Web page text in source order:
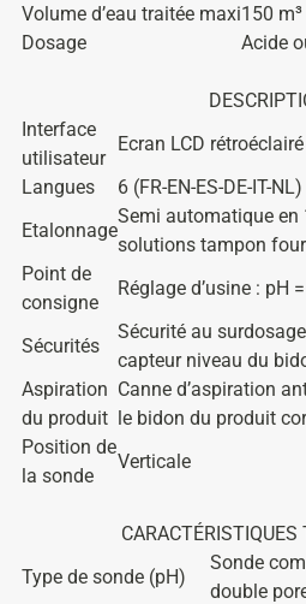
Volume d’eau traitée maxi150 m³
Dosage
Acide
Interface
utilisateur
Ecran LCD
Langues
6 (FR-EN-ES-DE-IT-NL)
Etalonnage
Semi automatique en
solutions tampon
Point de
consigne
Réglage d’usine : pH
Sécurités
Sécurité au
capteur niveau du
Aspiration
du produit
Canne d’aspiration
le bidon du produit
Position de
la sonde
Verticale
CARACTÉRISTIQUES
Type de sonde (pH)
Sonde
double